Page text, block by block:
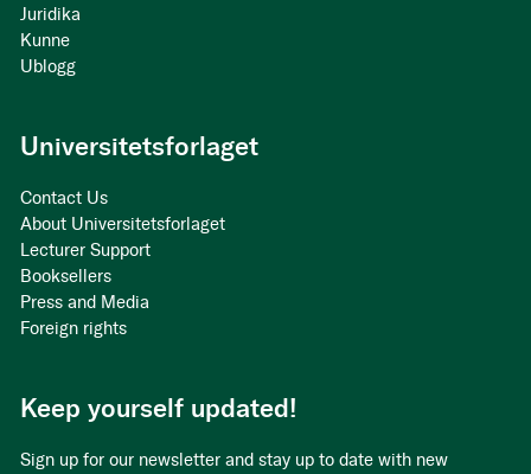
Juridika
Kunne
Ublogg
Universitetsforlaget
Contact Us
About Universitetsforlaget
Lecturer Support
Booksellers
Press and Media
Foreign rights
Keep yourself updated!
Sign up for our newsletter and stay up to date with new